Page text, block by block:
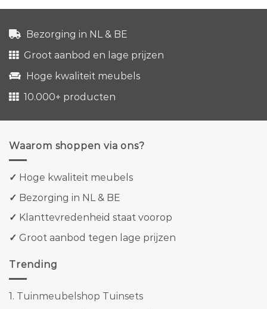
Bezorging in NL & BE
Groot aanbod en lage prijzen
Hoge kwaliteit meubels
10.000+ producten
Waarom shoppen via ons?
✓ Hoge kwaliteit meubels
✓ Bezorging in NL & BE
✓ Klanttevredenheid staat voorop
✓ Groot aanbod tegen lage prijzen
Trending
1. Tuinmeubelshop Tuinsets